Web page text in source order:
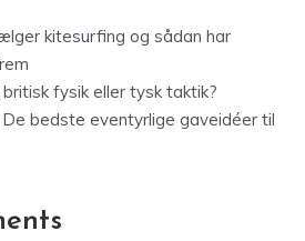
kitesurfing og sådan har
fysik eller tysk taktik?
De bedste eventyrlige gaveidéer til